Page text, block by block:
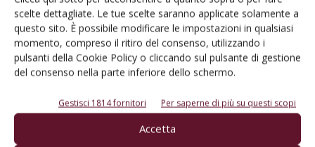
scelte dettagliate. Le tue scelte saranno applicate solamente a
questo sito. È possibile modificare le impostazioni in qualsiasi
momento, compreso il ritiro del consenso, utilizzando i
pulsanti della Cookie Policy o cliccando sul pulsante di gestione
del consenso nella parte inferiore dello schermo.
Gestisci 1814 fornitori Per saperne di più su questi scopi
Accetta
Salva il mio nome, email e sito web in questo browser per la
prossima volta che commento.